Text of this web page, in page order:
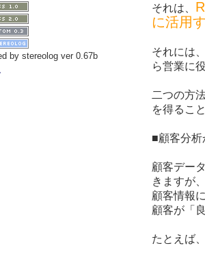
それは、
に活用
それには
ら営業に
二つの方
を得るこ
■顧客分
顧客デー
きますが
顧客情報
顧客が「
たとえば
by stereolog ver 0.67b